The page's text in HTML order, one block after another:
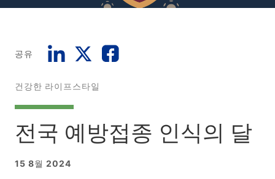
공유
건강한 라이프스타일
전국 예방접종 인식의 달
15 8월 2024